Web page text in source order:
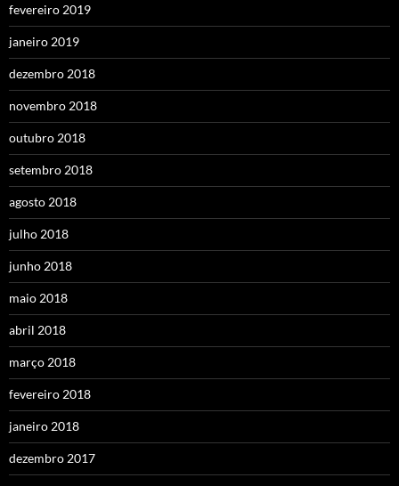
fevereiro 2019
janeiro 2019
dezembro 2018
novembro 2018
outubro 2018
setembro 2018
agosto 2018
julho 2018
junho 2018
maio 2018
abril 2018
março 2018
fevereiro 2018
janeiro 2018
dezembro 2017